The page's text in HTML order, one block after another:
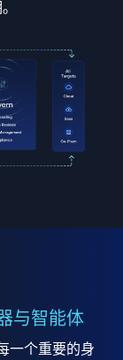
与智能体
一个重要的身